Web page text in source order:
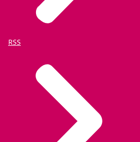
RSS